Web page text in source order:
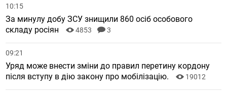
10:15
За минулу добу ЗСУ знищили 860 осіб особового
складу росіян
4853 3
09:21
Уряд може внести зміни до правил перетину кордону
після вступу в дію закону про мобілізацію.
19012